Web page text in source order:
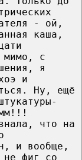
- ой,
каша,
мимо, с
я
и
Ну, ещё
что на
и вообще,
не фиг со